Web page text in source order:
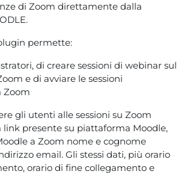
di Zoom direttamente dalla
permette:
di creare sessioni di webinar sul
e di avviare le sessioni
Zoom
gli utenti alle sessioni su Zoom
presente su piattaforma Moodle,
a Zoom nome e cognome
email. Gli stessi dati, più orario
orario di fine collegamento e